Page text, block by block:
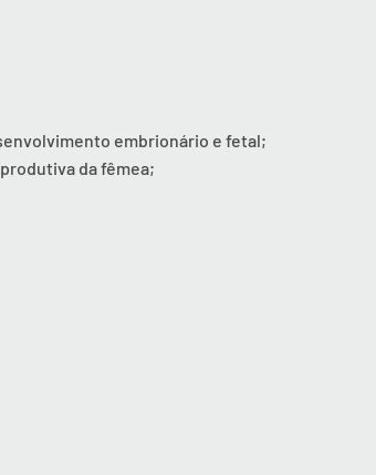
embrionário e fetal;
da fêmea;